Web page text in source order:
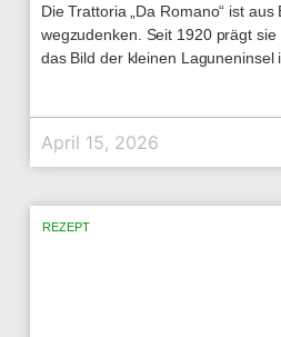
Die Trattoria „Da Romano“ ist
wegzudenken. Seit 1920 prägt
das Bild der kleinen Laguneninsel
April 15, 2026
REZEPT